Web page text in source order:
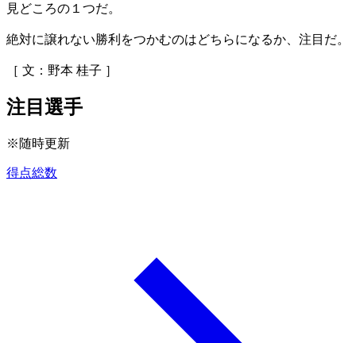
見どころの１つだ。
絶対に譲れない勝利をつかむのはどちらになるか、注目だ。
［ 文：野本 桂子 ］
注目選手
※随時更新
得点総数